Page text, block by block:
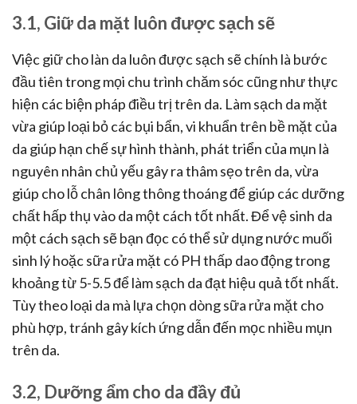
3.1, Giữ da mặt luôn được sạch sẽ
Việc giữ cho làn da luôn được sạch sẽ chính là bước
đầu tiên trong mọi chu trình chăm sóc cũng như thực
hiện các biện pháp điều trị trên da. Làm sạch da mặt
vừa giúp loại bỏ các bụi bẩn, vi khuẩn trên bề mặt của
da giúp hạn chế sự hình thành, phát triển của mụn là
nguyên nhân chủ yếu gây ra thâm sẹo trên da, vừa
giúp cho lỗ chân lông thông thoáng để giúp các dưỡng
chất hấp thụ vào da một cách tốt nhất. Để vệ sinh da
một cách sạch sẽ bạn đọc có thể sử dụng nước muối
sinh lý hoặc sữa rửa mặt có PH thấp dao động trong
khoảng từ 5-5.5 để làm sạch da đạt hiệu quả tốt nhất.
Tùy theo loại da mà lựa chọn dòng sữa rửa mặt cho
phù hợp, tránh gây kích ứng dẫn đến mọc nhiều mụn
trên da.
3.2, Dưỡng ẩm cho da đầy đủ